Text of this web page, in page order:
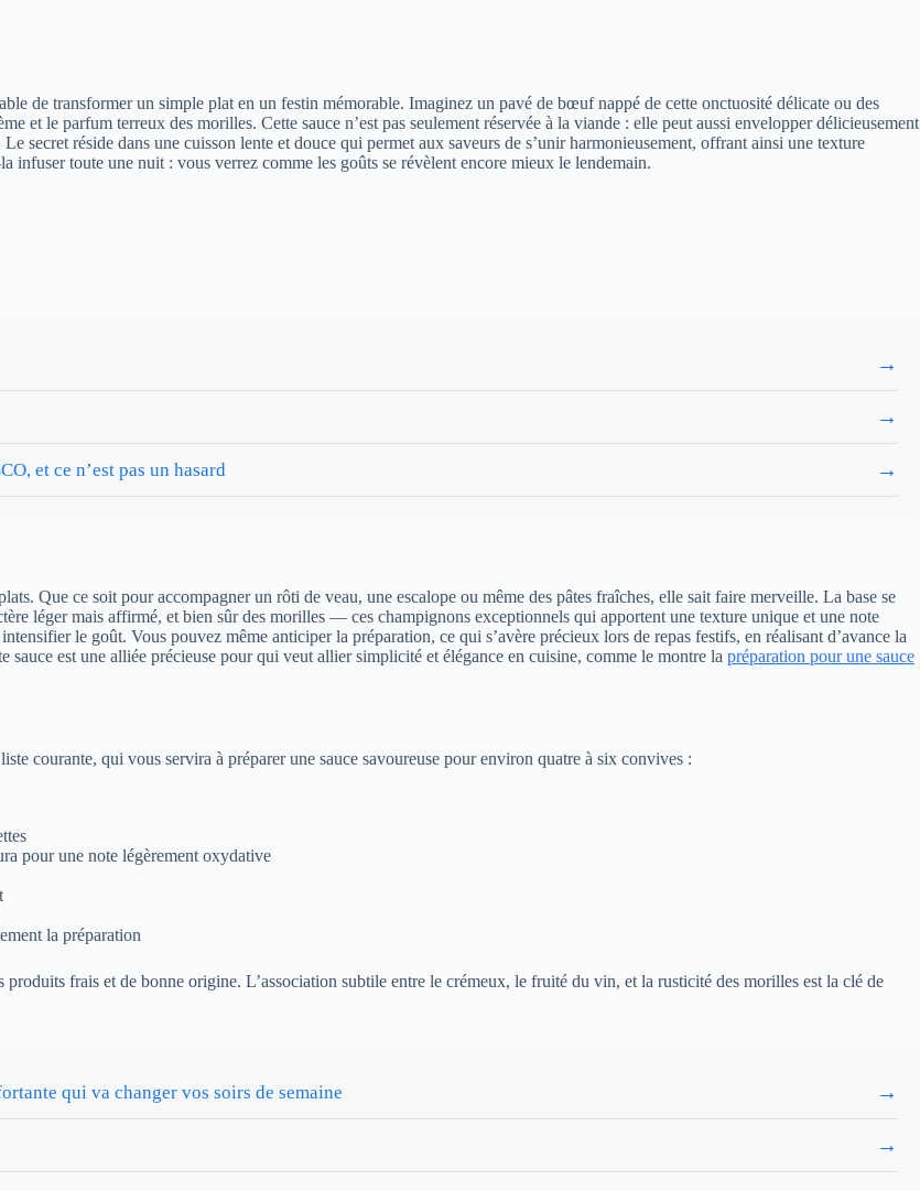
de transformer un simple plat en un festin mémorable. Imaginez un pavé de bœuf nappé de cette onctuosité délicate ou des
et le parfum terreux des morilles. Cette sauce n’est pas seulement réservée à la viande : elle peut aussi envelopper délicieusement
secret réside dans une cuisson lente et douce qui permet aux saveurs de s’unir harmonieusement, offrant ainsi une texture
infuser toute une nuit : vous verrez comme les goûts se révèlent encore mieux le lendemain.
→
→
et ce n’est pas un hasard →
Que ce soit pour accompagner un rôti de veau, une escalope ou même des pâtes fraîches, elle sait faire merveille. La base se
léger mais affirmé, et bien sûr des morilles — ces champignons exceptionnels qui apportent une texture unique et une note
le goût. Vous pouvez même anticiper la préparation, ce qui s’avère précieux lors de repas festifs, en réalisant d’avance la
est une alliée précieuse pour qui veut allier simplicité et élégance en cuisine, comme le montre la préparation pour une sauce
courante, qui vous servira à préparer une sauce savoureuse pour environ quatre à six convives :
pour une note légèrement oxydative
la préparation
frais et de bonne origine. L’association subtile entre le crémeux, le fruité du vin, et la rusticité des morilles est la clé de
qui va changer vos soirs de semaine →
→